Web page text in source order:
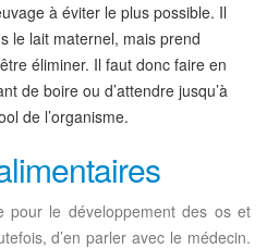
à éviter le plus possible. Il
le lait maternel, mais prend
éliminer. Il faut donc faire en
de boire ou d’attendre jusqu’à
de l’organisme.
pour le développement des os et
d’en parler avec le médecin.